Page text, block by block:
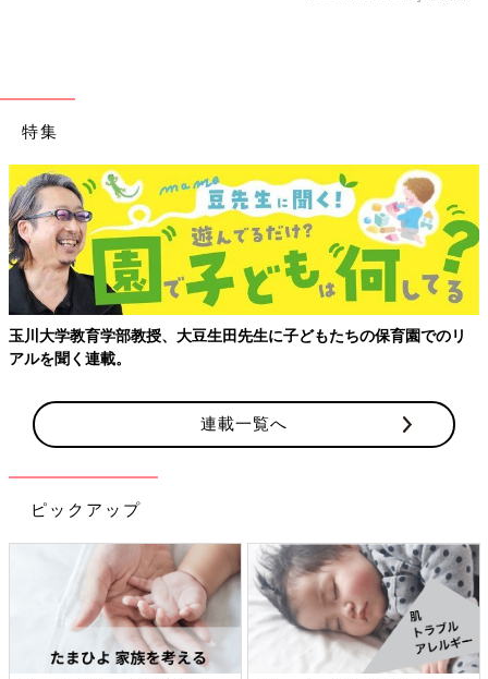
特集
玉川大学教育学部教授、大豆生田先生に子どもたちの保育園でのリ
アルを聞く連載。
連載一覧へ
ピックアップ